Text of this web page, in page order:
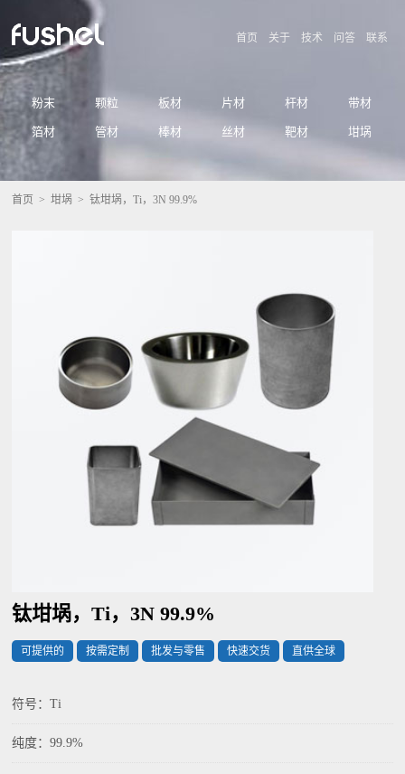
首页 关于 技术 问答 联系
粉末 颗粒 板材 片材 杆材 带材
箔材 管材 棒材 丝材 靶材 坩埚
首页 >坩埚 > 钛坩埚，Ti，3N 99.9%
钛坩埚，Ti，3N 99.9%
可提供的 按需定制 批发与零售 快速交货 直供全球
符号：Ti
纯度：99.9%